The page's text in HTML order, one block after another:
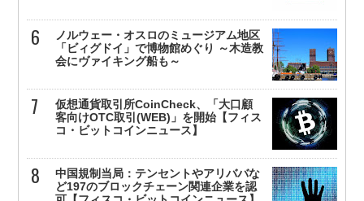
ノルウェー・オスロのミュージアム地区
「ビィグドイ」で博物館めぐり ～木造教
会にヴァイキング船も～
仮想通貨取引所CoinCheck、「大口顧
客向けOTC取引(WEB)」を開始【フィス
コ・ビットコインニュース】
中国規制当局：テンセントやアリババな
ど197のブロックチェーン関連企業を認